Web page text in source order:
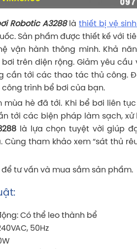
Robotic A3288làthiết bị vệ
Sản phẩm được thiết kế với
vận hành thông minh. Khả
trên diện rộng. Giảm yêu cầu
cần tới các thao tác thủ công.
trình bể bơi của bạn.
mùa hè đã tới. Khi bể bơi liên
tới các biện pháp làm sạch, xử
là lựa chọn tuyệt vời giúp
Cùng tham khảo xem “sát thủ
để tư vấn và mua sắm sản phẩm.
Có thể leo thành bể
50Hz